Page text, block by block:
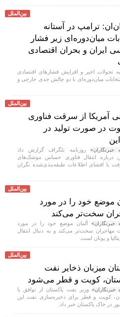
بین‌الملل
ترامپ در آستانه
میان‌دوره‌ای زیر فشار
ایران و بحران اقتصادی
تحولات اخیر و افزایش فشار‌های اقتصادی
میان‌دوره‌ای با دو چالش جدی خارجی و
بین‌الملل
آمریکا از سرقت فناوری
در صورت تولید در
خبرنگاران» روزنامه تلگراف گزارش داد
درباره انتقال فناوری حساس موشک‌های
یا افشای اطلاعات طبقه‌بندی‌شده نگران
بین‌الملل
موضع خود را در مورد
سخت‌تر می‌کند
خبرنگاران» آلمان موضع خود را در مورد
مهاجران سخت‌تر می‌کند و به دنبال انتقال
و یونان است.
بین‌الملل
میزبان ذخایر نفت
کویت و قطر می‌شود
خبرنگاران» وزیر نفت پاکستان از توافق با
کویت و قطر برای ذخیره‌سازی نفت این
در خاک پاکستان خبر داد.